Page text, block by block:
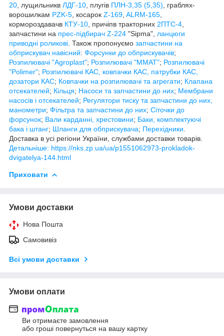
20 , лущильникв ЛДГ-10 , плугів ПЛН-3,35 (5,35) , граблях-
ворошилкам PZK-5 , косарок Z-169 ALRM-165
кормороздавачв КТУ-10 , причіпв тракторних 2ПТС-4
запчастини на прес-підбирач Z-224 "Sipma", ланцюги
приводні роликові . Також пропонуємо запчастини на
обприскувач навісний: Форсунки до обприскувачів;
Розпилювачі "Agroplast"; Розпилювачі "MMAT"; Розпилювачі
"Polimer"; Розпилювачі КАС, ковпачки КАС, патрубки КАС,
дозатори КАС; Ковпачки на розпилювачі та агрегати; Клапана
отсекателей; Кільця; Насоси та запчастини до них; Мембрани
насосів і отсекателей; Регулятори тиску та запчастини до них,
манометри; Фільтра та запчастини до них; Сіточки до
форсунок; Вали карданні, хрестовини; Баки, комплектуючі
бака і штанг; Шланги для обприскувача; Перехідники
Доставка в усі регіони України, службами доставки товарів.
Детальніше: https://nks.zp.ua/ua/p1551062973-prokladok-
dvigatelya-144.html
Приховати
Умови доставки
Нова Пошта
Самовивіз
Всі умови доставки
Умови оплати
Ви отримаєте замовлення
або гроші повернуться на вашу картку